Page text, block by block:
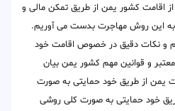
از اقامت کشور یمن از طریق تمکن مالی و
به این روش مهاجرت بدست می آوریم.
و نکات دقیق در خصوص اقامت خود
و قوانین مهم کشور یمن بیان
یمن از طریق خود حمایتی به صورت
خود حمایتی به صورت کلی روشی